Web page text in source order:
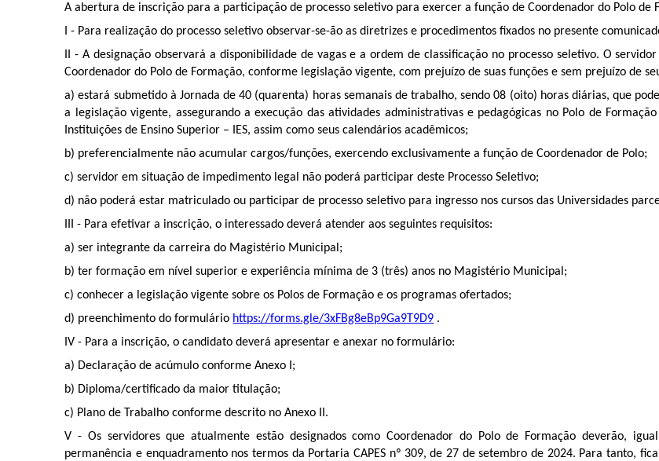
A abertura de inscrição para a participação de processo seletivo para exercer a função de Coordenador do Polo de
I - Para realização do processo seletivo observar-se-ão as diretrizes e procedimentos fixados no presente
II - A designação observará a disponibilidade de vagas e a ordem de classificação no processo seletivo. O
Coordenador do Polo de Formação, conforme legislação vigente, com prejuízo de suas funções e sem prejuízo de
a) estará submetido à Jornada de 40 (quarenta) horas semanais de trabalho, sendo 08 (oito) horas diárias, que
a legislação vigente, assegurando a execução das atividades administrativas e pedagógicas no Polo de
Instituições de Ensino Superior – IES, assim como seus calendários acadêmicos;
b) preferencialmente não acumular cargos/funções, exercendo exclusivamente a função de Coordenador de Polo;
c) servidor em situação de impedimento legal não poderá participar deste Processo Seletivo;
d) não poderá estar matriculado ou participar de processo seletivo para ingresso nos cursos das Universidades
III - Para efetivar a inscrição, o interessado deverá atender aos seguintes requisitos:
a) ser integrante da carreira do Magistério Municipal;
b) ter formação em nível superior e experiência mínima de 3 (três) anos no Magistério Municipal;
c) conhecer a legislação vigente sobre os Polos de Formação e os programas ofertados;
d) preenchimento do formulário https://forms.gle/3xFBg8eBp9Ga9T9D9 .
IV - Para a inscrição, o candidato deverá apresentar e anexar no formulário:
a) Declaração de acúmulo conforme Anexo I;
b) Diploma/certificado da maior titulação;
c) Plano de Trabalho conforme descrito no Anexo II.
V - Os servidores que atualmente estão designados como Coordenador do Polo de Formação deverão,
permanência e enquadramento nos termos da Portaria CAPES nº 309, de 27 de setembro de 2024. Para tanto,